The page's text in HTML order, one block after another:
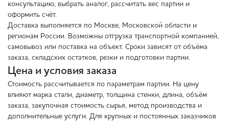
консультацию, выбрать аналог, рассчитать вес партии и
оформить счёт.
Доставка выполняется по Москве, Московской области и
регионам России. Возможны отгрузка транспортной компанией,
самовывоз или поставка на объект. Сроки зависят от объёма
заказа, складских остатков, резки и подготовки партии.
Цена и условия заказа
Стоимость рассчитывается по параметрам партии. На цену
влияют марка стали, диаметр, толщина стенки, длина, объём
заказа, закупочная стоимость сырья, метод производства и
дополнительные услуги. Для крупных и постоянных заказчиков